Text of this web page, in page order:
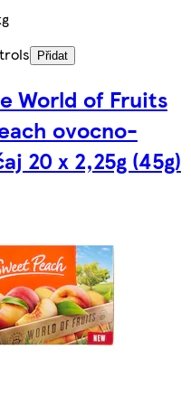
Přidat
World of Fruits
ovocno-
20 x 2,25g (45g)